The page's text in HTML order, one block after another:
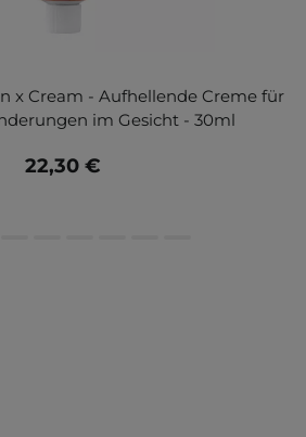
x Cream - Aufhellende Creme für
im Gesicht - 30ml
22,30 €